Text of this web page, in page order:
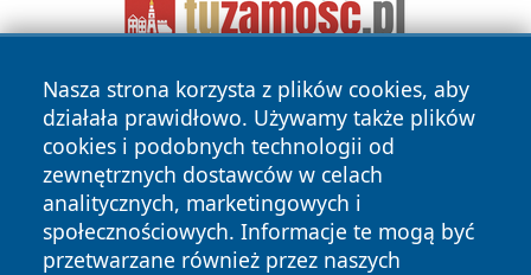
Nasza strona korzysta z plików cookies, aby
działała prawidłowo. Używamy także plików
cookies i podobnych technologii od
zewnętrznych dostawców w celach
analitycznych, marketingowych i
społecznościowych. Informacje te mogą być
przetwarzane również przez naszych
Copyright © 2026 przemyslonline.pl Wszystkie prawa
zastrzeżone.